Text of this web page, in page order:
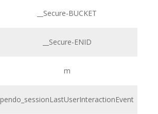
__Secure-BUCKET
__Secure-ENID
m
pendo_sessionLastUserInteractionEvent